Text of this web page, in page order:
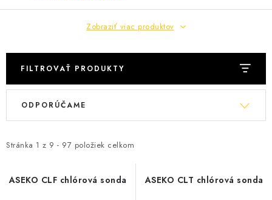
Zobraziť viac produktov
FILTROVAŤ PRODUKTY
V
i
p
Stránka 1 z 9 - 97 položiek celkom
R
e
i
ODPORÚČAME
ASEKO CLF chlórová sonda ASEKO CLT chlórová sonda